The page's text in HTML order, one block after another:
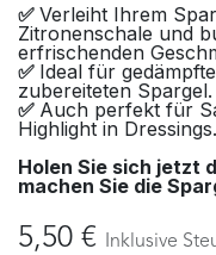
✅ Verleiht Ihrem
Zitronenschale und
erfrischenden
✅ Ideal für
zubereiteten Spargel.
✅ Auch perfekt für
Highlight in Dressings.
Holen Sie sich jetzt
machen Sie die
5,50 € Inklusive